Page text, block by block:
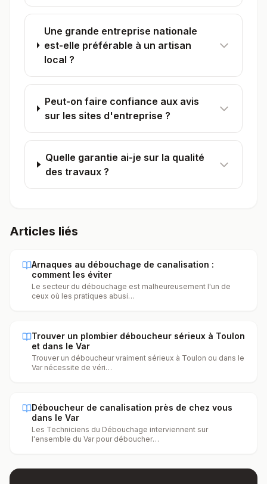
Une grande entreprise nationale
est-elle préférable à un artisan
local ?
Peut-on faire confiance aux avis
sur les sites d'entreprise ?
Quelle garantie ai-je sur la qualité
des travaux ?
Articles liés
Arnaques au débouchage de canalisation :
comment les éviter
Le secteur du débouchage est malheureusement l'un de
ceux où les pratiques abusi…
Trouver un plombier déboucheur sérieux à Toulon
et dans le Var
Trouver un déboucheur vraiment sérieux à Toulon ou dans le
Var nécessite de véri…
Déboucheur de canalisation près de chez vous
dans le Var
Les Techniciens du Débouchage interviennent sur
l'ensemble du Var pour déboucher…